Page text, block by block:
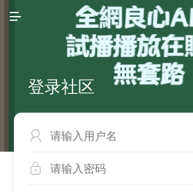

登录社区

